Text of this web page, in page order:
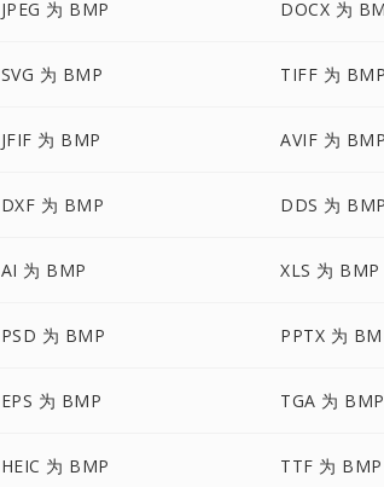
JPEG 为 BMP DOCX 为
SVG 为 BMP TIFF 为
JFIF 为 BMP AVIF 为
DXF 为 BMP DDS 为
AI 为 BMP XLS 为 BMP
PSD 为 BMP PPTX 为
EPS 为 BMP TGA 为 BMP
HEIC 为 BMP TTF 为 BMP